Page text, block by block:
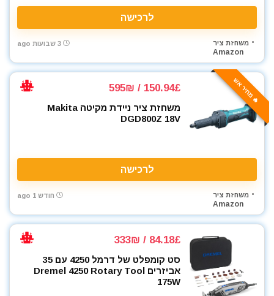
ביגוד והנעלה לעבודה
ביטים
ביטים, מקדחים ובוקסות
גוזם גדר חיה
גנרטורים ותחנות כח
דיבלים וברגים
חומרי הדבקה ואיטום
חומרי ניקוי
טרימר / ראוטר
כלי מדידה
כלי שינוע ועגלות
כליבות בורג
כליבות וקלאמרות
כליבות מהירות
כליבות צינור
לרכישה
משחזת ציר
Amazon
3 שבועות ago
🔥 מחיר אש 150.94£ / 595₪
משחזת ציר ניידת מקיטה Makita
DGD800Z 18V
לרכישה
משחזת ציר
Amazon
חודש 1 ago
84.18£ / 333₪
סט קומפלט של דרמל 4250 עם 35
אביזרים Dremel 4250 Rotary Tool
175W